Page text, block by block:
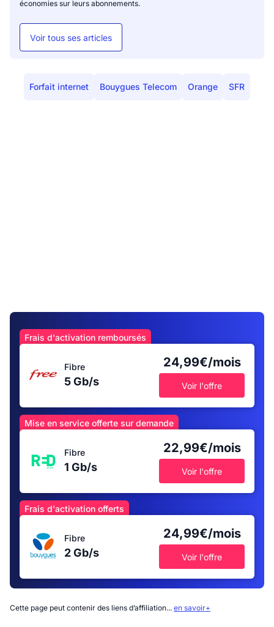
économies sur leurs abonnements.
Voir tous ses articles
Forfait internet Bouygues Telecom Orange SFR
Frais d'activation remboursés
Fibre
5 Gb/s
24,99€/mois
Voir l'offre
Mise en service offerte sur demande
Fibre
1 Gb/s
22,99€/mois
Voir l'offre
Frais d'activation offerts
Fibre
2 Gb/s
24,99€/mois
Voir l'offre
Cette page peut contenir des liens d’affiliation... en savoir+